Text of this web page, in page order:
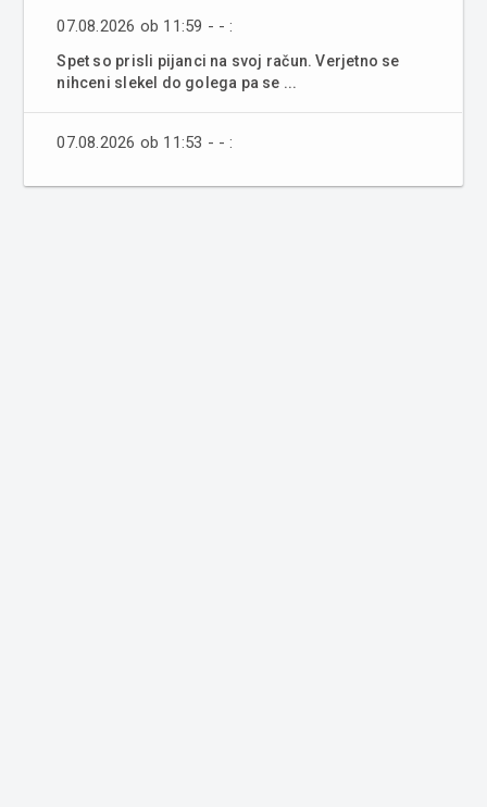
07.08.2026 ob 11:59 - - :
Spet so prisli pijanci na svoj račun. Verjetno se
nihceni slekel do golega pa se ...
07.08.2026 ob 11:53 - - :